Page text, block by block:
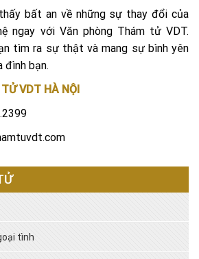
bất an về những sự thay đổi của
ngay với Văn phòng Thám tử VDT.
tìm ra sự thật và mang sự bình yên
đình bạn.
VDT HÀ NỘI
tình